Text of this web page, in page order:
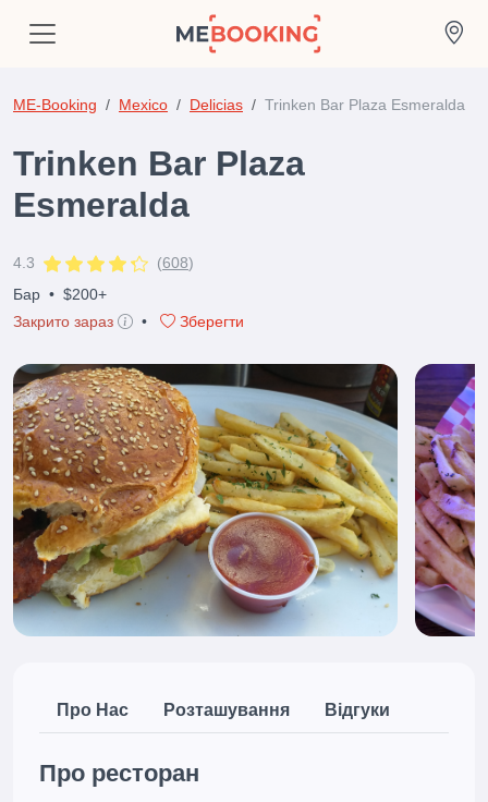
ME-Booking Mexico Delicias Trinken Bar Plaza Esmeralda
Trinken Bar Plaza
Esmeralda
4.3 (608)
Бар • $200+
Закрито зараз
• Зберегти
Про Нас Розташування Відгуки
Про ресторан